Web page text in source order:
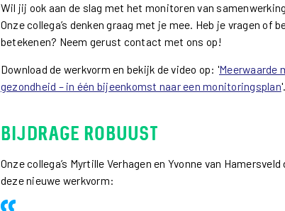
Wil jij ook aan de slag met het monitoren van
Onze collega’s denken graag met je mee. Heb je vragen of
betekenen? Neem gerust contact met ons op!
Download de werkvorm en bekijk de video op: 'Meerwaarde
gezondheid – in één bijeenkomst naar een monitoringsplan'.
Bijdrage Robuust
Onze collega’s Myrtille Verhagen en Yvonne van
deze nieuwe werkvorm: